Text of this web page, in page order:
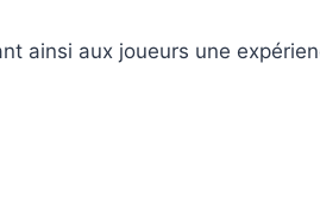
ainsi aux joueurs une